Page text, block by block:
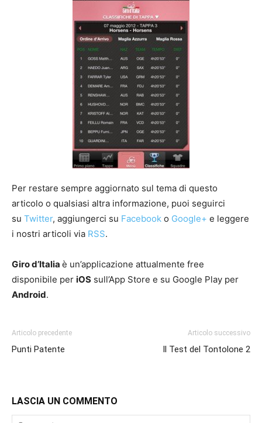
Per restare sempre aggiornato sul tema di questo
articolo o qualsiasi altra informazione, puoi seguirci
su Twitter, aggiungerci su Facebook o Google+ e leggere
i nostri articoli via RSS.
Giro d’Italia è un’applicazione attualmente free
disponibile per iOS sull’App Store e su Google Play per
Android.
Articolo precedente
Punti Patente
Articolo successivo
Il Test del Tontolone 2
LASCIA UN COMMENTO